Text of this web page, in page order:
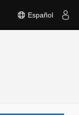
Español